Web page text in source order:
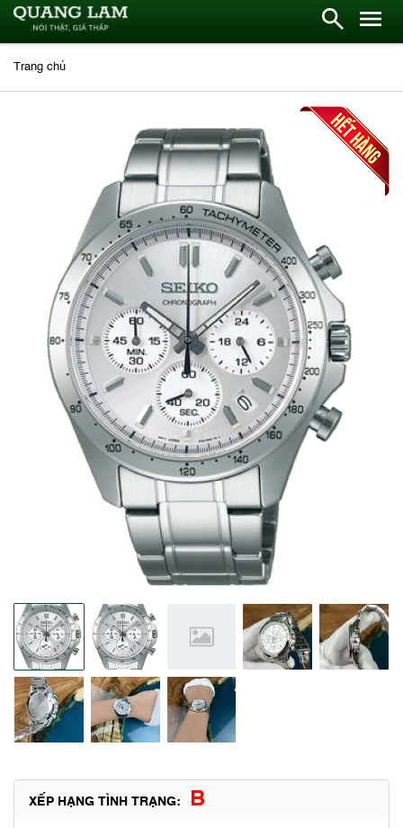
Trang chủ
XẾP HẠNG TÌNH TRẠNG: B